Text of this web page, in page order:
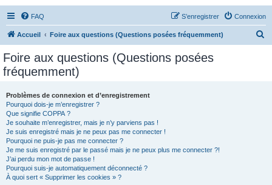
FAQ Connexion
S’enregistrer
Accueil Foire aux questions (Questions posées fréquemment)
Foire aux questions (Questions posées
fréquemment)
Problèmes de connexion et d’enregistrement
Pourquoi dois-je m’enregistrer ?
Que signifie COPPA ?
Je souhaite m’enregistrer, mais je n’y parviens pas !
Je suis enregistré mais je ne peux pas me connecter !
Pourquoi ne puis-je pas me connecter ?
Je me suis enregistré par le passé mais je ne peux plus me connecter ?!
J’ai perdu mon mot de passe !
Pourquoi suis-je automatiquement déconnecté ?
À quoi sert « Supprimer les cookies » ?